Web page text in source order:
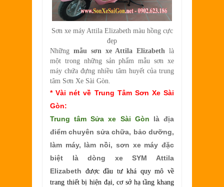
Sơn xe máy Attila Elizabeth màu hồngcực
đẹp
Những mẫu sơn xe Attila Elizabeth là
một trong những sản phẩm mẫu sơn xe
máy chứa đựng nhiều tâm huyết của trung
tâm Sơn Xe Sài Gòn.
* Vài nét về Trung Tâm Sơn Xe Sài
Gòn:
Trung tâmSửa xe Sài Gòn là địa
điểm chuyên sửa chữa, bảo dưỡng,
làm máy, làm nồi, sơn xe máy đặc
biệt là dòng xe SYM Attila
Elizabeth được đầu tư khá quy mô về
trang thiết bị hiện đại, cơ sở hạ tầng khang